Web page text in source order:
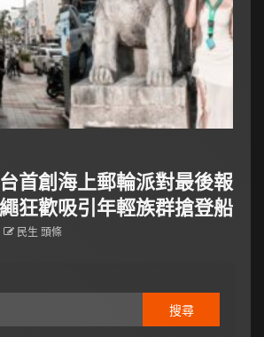
首創海上郵輪派對最後報
狂歡吸引年輕族群搶登船
民生 頭條